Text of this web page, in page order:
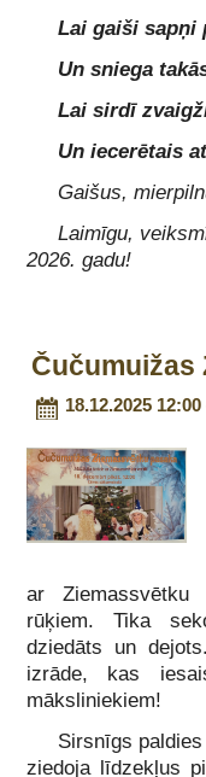
Lai gaiši sapņi
Un sniega
Lai sirdī
Un iecerētais
Gaišus,
Laimīgu,
2026. gadu!
Čučumuižas
18.12.2025
ar
rūķiem. Tika
dziedāts un
izrāde, kas
māksliniekiem!
Sirsnīgs
ziedoja līdzekļus